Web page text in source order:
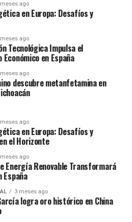
seguridad necesarios para
tanto a la población
del centro.
normalidad y bajo estricto
afirmaron las autoridades.
grupos delictivos dentro de
son un fenómeno nuevo. En el
similares han puesto de
bandas rivales que
fuera de las cárceles. Según
Nacional de los Derechos
y la falta de personal
agravan la violencia en estos
ago
en Europa: Desafíos y
ago
Tecnológica Impulsa el
en España
ago
descubre metanfetamina en
ago
en Europa: Desafíos y
el Horizonte
ago
Energía Renovable Transformará
España
3 meses ago
logra oro histórico en China